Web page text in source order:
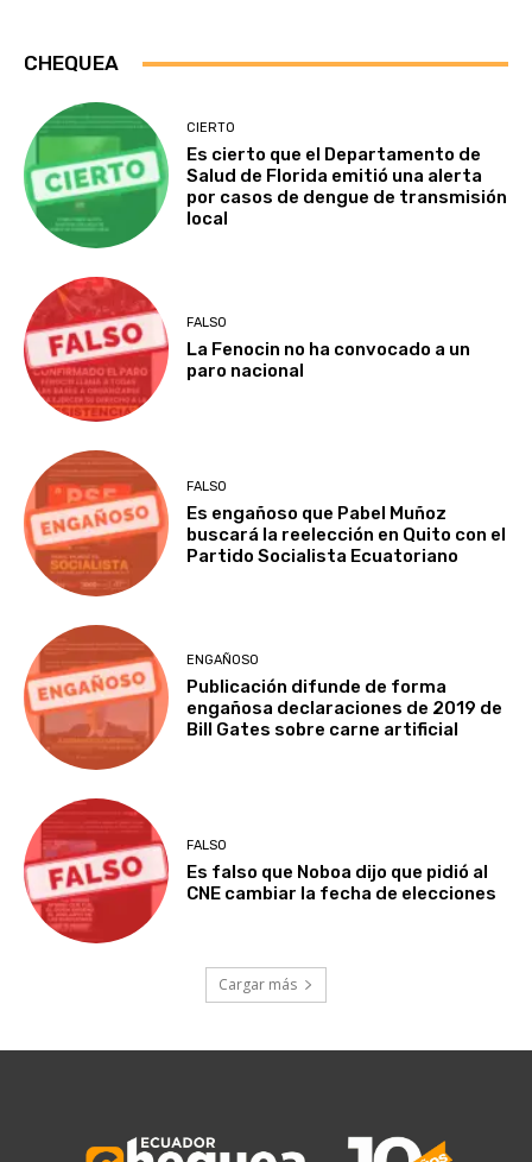
CHEQUEA
CIERTO
Es cierto que el Departamento de
Salud de Florida emitió una alerta
por casos de dengue de transmisión
local
FALSO
La Fenocin no ha convocado a un
paro nacional
FALSO
Es engañoso que Pabel Muñoz
buscará la reelección en Quito con el
Partido Socialista Ecuatoriano
ENGAÑOSO
Publicación difunde de forma
engañosa declaraciones de 2019 de
Bill Gates sobre carne artificial
FALSO
Es falso que Noboa dijo que pidió al
CNE cambiar la fecha de elecciones
Cargar más